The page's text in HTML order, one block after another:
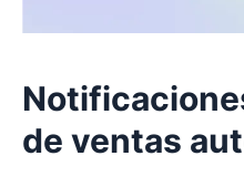
de ventas